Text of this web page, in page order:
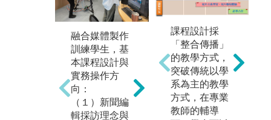
融合媒體製作
訓練學生，基
本課程設計與
實務操作方
向：
（１）新聞編
輯採訪理念與
媒體數位匯流
關鍵是平台建
置，本系自201
課程設計採
「整合傳播」
的教學方式，
突破傳統以學
系為主的教學
方式，在專業
教師的輔導